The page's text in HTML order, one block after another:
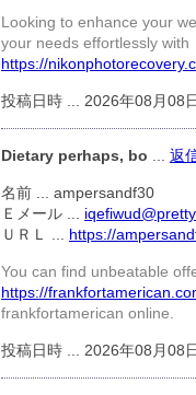
Looking to enhance your
your needs effortlessly with
https://
投稿日時 ... 2026年08月08
Dietary perhaps, bo 返
名前 ... ampersandf30
Ｅメール ...
ＵＲＬ ... https://
You can find unbeatable
https://
frankfortamerican online.
投稿日時 ... 2026年08月08